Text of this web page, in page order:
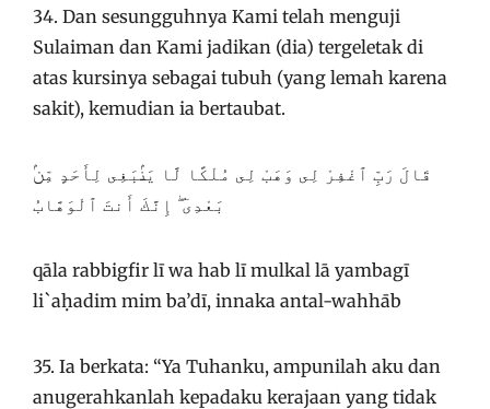
34. Dan sesungguhnya Kami telah menguji
Sulaiman dan Kami jadikan (dia) tergeletak di
atas kursinya sebagai tubuh (yang lemah karena
sakit), kemudian ia bertaubat.
قَالَ رَبِّ ٱغْفِرْ لِى وَهَبْ لِى مُلْكًا لَّا يَنۢبَغِى لِأَحَدٍ مِّنۢ
بَعْدِىٓ ۖ إِنَّكَ أَنتَ ٱلْوَهَّابُ
qāla rabbigfir lī wa hab lī mulkal lā yambagī
li`aḥadim mim ba’dī, innaka antal-wahhāb
35. Ia berkata: “Ya Tuhanku, ampunilah aku dan
anugerahkanlah kepadaku kerajaan yang tidak